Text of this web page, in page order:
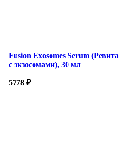
Fusion Exosomes Serum
с экзосомами), 30 мл
5778 ₽